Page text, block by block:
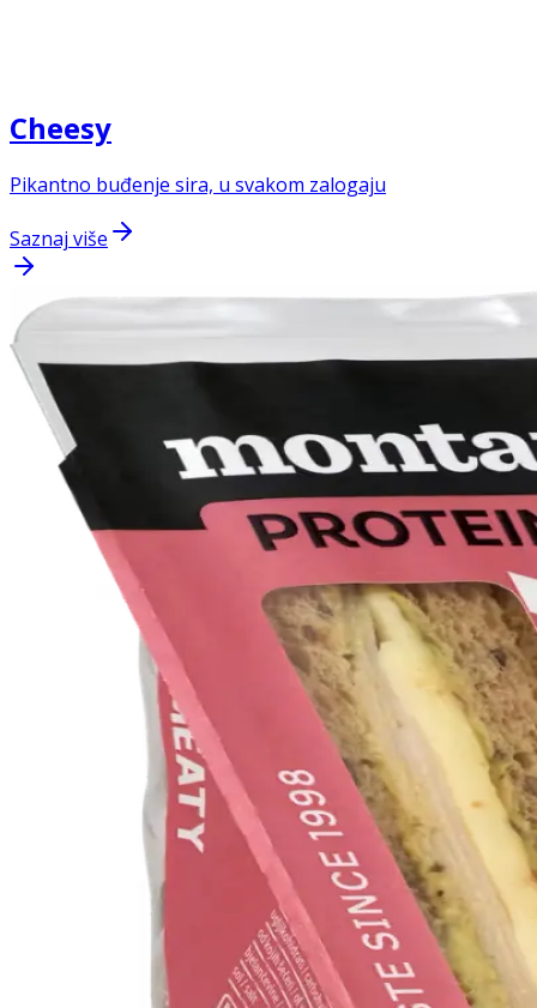
Cheesy
Pikantno buđenje sira, u svakom zalogaju
Saznaj više